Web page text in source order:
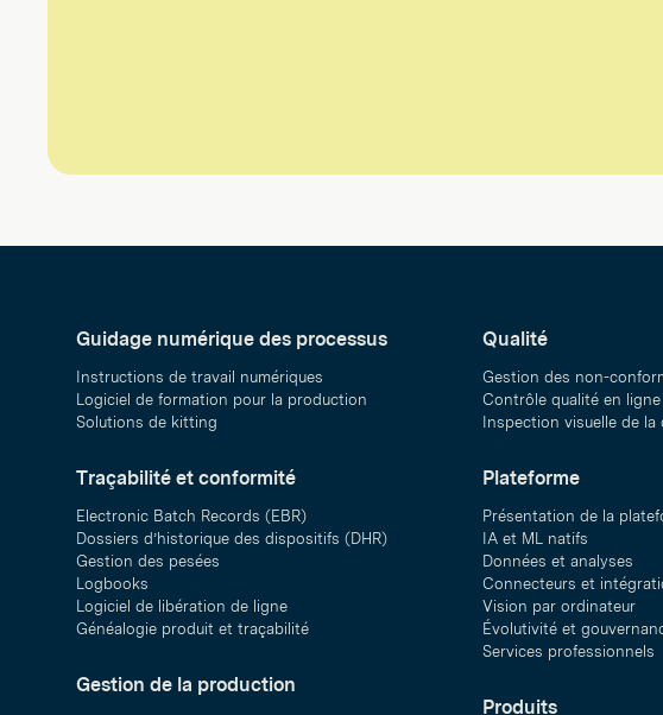
Guidage numérique des processus
Instructions de travail numériques
Logiciel de formation pour la production
Solutions de kitting
Traçabilité et conformité
Electronic Batch Records (EBR)
Dossiers d’historique des dispositifs (DHR)
Gestion des pesées
Logbooks
Logiciel de libération de ligne
Généalogie produit et traçabilité
Gestion de la production
Qualité
Gestion des non-
Contrôle qualité en ligne
Inspection visuelle de la
Plateforme
Présentation de la
IA et ML natifs
Données et analyses
Connecteurs et
Vision par ordinateur
Évolutivité et
Services professionnels
Produits